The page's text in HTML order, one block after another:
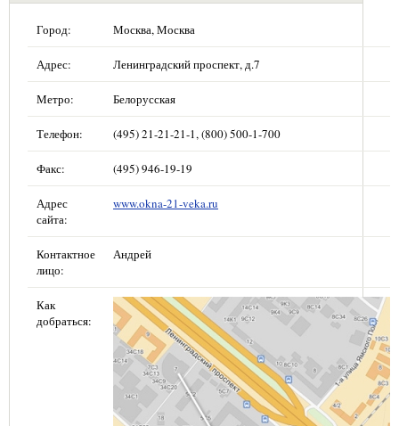
Город: Москва, Москва
Адрес: Ленинградский проспект, д.7
Метро: Белорусская
Телефон: (495) 21-21-21-1, (800) 500-1-700
Факс: (495) 946-19-19
Адрес
сайта:
www.okna-21-veka.ru
Контактное
лицо:
Андрей
Как
добраться: